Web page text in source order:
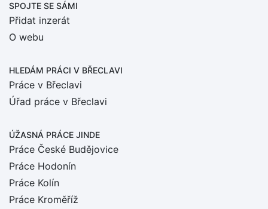
SPOJTE SE SÁMI
Přidat inzerát
O webu
HLEDÁM PRÁCI V BŘECLAVI
Práce v Břeclavi
Úřad práce v Břeclavi
ÚŽASNÁ PRÁCE JINDE
Práce České Budějovice
Práce Hodonín
Práce Kolín
Práce Kroměříž